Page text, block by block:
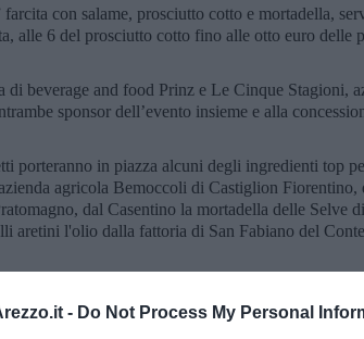
- Do Not Process My Personal
con salame, prosciutto cotto e mortadella,
alle 6 del prosciutto cotto fino alle otto euro delle
di beverage and food Prinz e Le Cinque Stagioni,
sponsor dell’evento insieme e alla
porteranno in piazza alcuni degli ingredienti top
agricola Bemoccoli di Castiglion Fiorentino,
dal Casentino la mortadella delle Selve
aretini l'olio dalla fattoria di San Fabiano del
Piazza sarà l’offerta di prodotti gluten free: dalla
A sostenere l’Associazione Pizzerie Aretine
di conciliare nel piatto gusto e salute con